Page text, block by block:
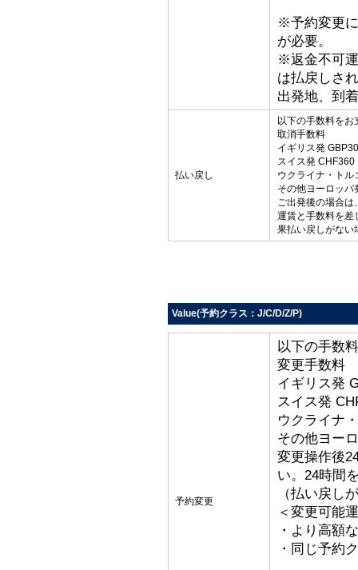
※予約変更
が必要。
※返金不可
は払戻しさ
出発地、到
払い戻し
以下の手数料を
取消手数料
イギリス発
スイス発 CHF360
ウクライナ・トル
その他ヨーロッパ
ご出発後の場合は
運賃と手数料を差
果払い戻しがない
Value(予約クラス：J/C/D/Z/P)
予約変更
以下の手数
変更手数料
イギリス発
スイス発
ウクライナ
その他ヨー
変更操作後
い。24時間
（払い戻し
＜変更可能
・より高額
・同じ予約